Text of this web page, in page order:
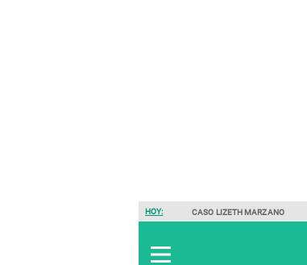
HOY: CASO LIZETH MARZANO